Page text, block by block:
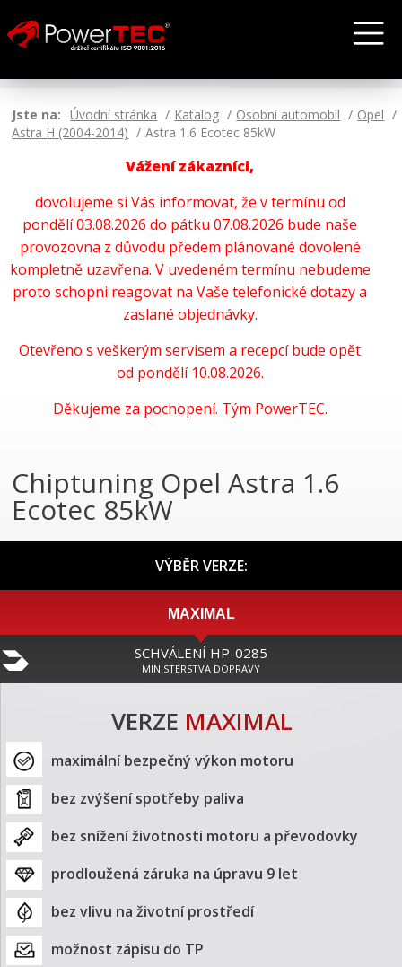
Jste na: Úvodní stránka Katalog Osobní automobil
Opel
Astra H (2004-2014)
Astra 1.6 Ecotec 85kW
Vážení zákazníci,
dovolujeme si Vás informovat, že v termínu od
pondělí 03.08.2026 do pátku 07.08.2026 bude naše
provozovna z důvodu předem plánované dovolené
kompletně uzavřena. V uvedeném termínu nebudeme
proto schopni reagovat na Vaše telefonické dotazy a
zaslané objednávky.
Otevřeno s veškerým servisem a recepcí bude opět
od pondělí 10.08.2026.
Děkujeme za pochopení. Tým PowerTEC.
Chiptuning Opel Astra 1.6
Ecotec 85kW
VÝBĚR VERZE:
MAXIMAL
SCHVÁLENÍ HP-0285
MINISTERSTVA DOPRAVY
VERZE MAXIMAL
maximální bezpečný výkon motoru
bez zvýšení spotřeby paliva
bez snížení životnosti motoru a převodovky
prodloužená záruka na úpravu 9 let
bez vlivu na životní prostředí
možnost zápisu do TP